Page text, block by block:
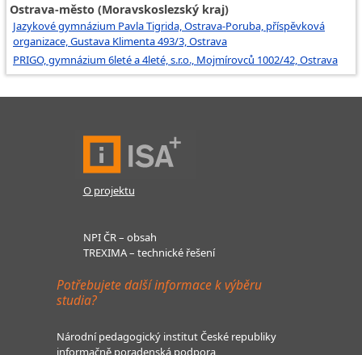
Ostrava-město (Moravskoslezský kraj)
Jazykové gymnázium Pavla Tigrida, Ostrava-Poruba, příspěvková
organizace, Gustava Klimenta 493/3, Ostrava
PRIGO, gymnázium 6leté a 4leté, s.r.o., Mojmírovců 1002/42, Ostrava
O projektu
NPI ČR – obsah
TREXIMA – technické řešení
Potřebujete další informace k výběru
studia?
Národní pedagogický institut České republiky